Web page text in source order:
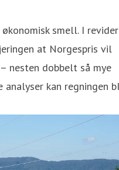
smell. I
at Norgespris vil
nesten dobbelt så mye
kan regningen